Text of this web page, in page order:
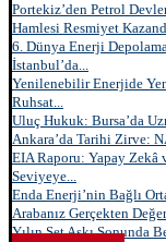
Portekiz’den Petrol
Hamlesi Resmiyet
6. Dünya Enerji
İstanbul’da...
Yenilenebilir Enerjide
Ruhsat...
Uluç Hukuk: Bursa’da
Ankara’da Tarihi Zirve:
EIA Raporu: Yapay
Seviyeye...
Enda Enerji’nin Bağlı
Arabanız Gerçekten
Yılın Set Aşkı Sonunda